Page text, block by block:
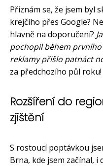
Přiznám se, že jsem byl
krejčího přes Google?
hlavně na doporučení?
pochopil během
reklamy přišlo patnáct
za předchozího půl roku!
Rozšíření do
zjištění
S rostoucí poptávkou
Brna, kde jsem začínal, i